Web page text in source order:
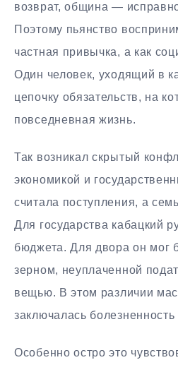
возврат, община —
Поэтому пьянство
частная привычка, а как
Один человек, уходящий в
цепочку обязательств, на
повседневная жизнь.
Так возникал скрытый
экономикой и
считала поступления, а
Для государства кабацкий
бюджета. Для двора он мог
зерном, неуплаченной
вещью. В этом различии
заключалась
Особенно остро это